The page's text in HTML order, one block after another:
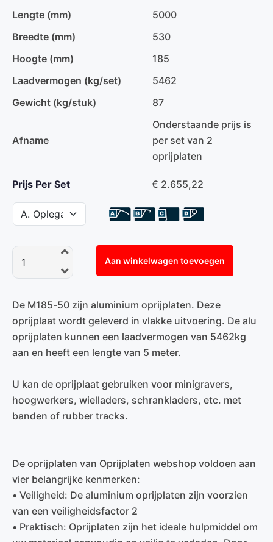
Lengte (mm)
5000
Breedte (mm)
530
Hoogte (mm)
185
Laadvermogen (kg/set)
5462
Gewicht (kg/stuk)
87
Afname
Onderstaande prijs is
per set van 2
oprijplaten
Prijs Per Set € 2.655,22
Aan winkelwagen toevoegen
De M185-50 zijn aluminium oprijplaten. Deze
oprijplaat wordt geleverd in vlakke uitvoering. De alu
oprijplaten kunnen een laadvermogen van 5462kg
aan en heeft een lengte van 5 meter.
U kan de oprijplaat gebruiken voor minigravers,
hoogwerkers, wielladers, schrankladers, etc. met
banden of rubber tracks.
De oprijplaten van Oprijplaten webshop voldoen aan
vier belangrijke kenmerken:
• Veiligheid: De aluminium oprijplaten zijn voorzien
van een veiligheidsfactor 2
• Praktisch: Oprijplaten zijn het ideale hulpmiddel om